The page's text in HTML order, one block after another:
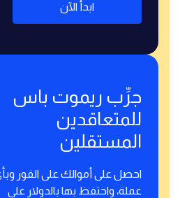
ابدأ الآن
جرِّب ريموت باس
للمتعاقدين
المستقلين
احصل على أموالك على الفور
عملة، واحتفظ بها بالدولار على